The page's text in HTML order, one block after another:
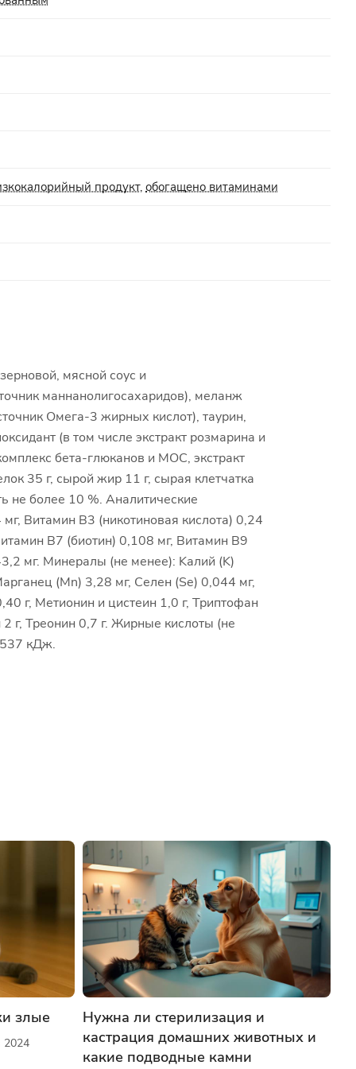
продукт, обогащено витаминами
мясной соус и
маннанолигосахаридов), меланж
Омега-3 жирных кислот), таурин,
(в том числе экстракт розмарина и
бета-глюканов и МОС, экстракт
35 г, сырой жир 11 г, сырая клетчатка
не более 10 %. Аналитические
Витамин В3 (никотиновая кислота) 0,24
В7 (биотин) 0,108 мг, Витамин В9
мг. Минералы (не менее): Kалий (K)
(Mn) 3,28 мг, Селен (Se) 0,044 мг,
г, Метионин и цистеин 1,0 г, Триптофан
г, Треонин 0,7 г. Жирные кислоты (не
кДж.
злые
2024
Нужна ли стерилизация и
кастрация домашних животных и
какие подводные камни